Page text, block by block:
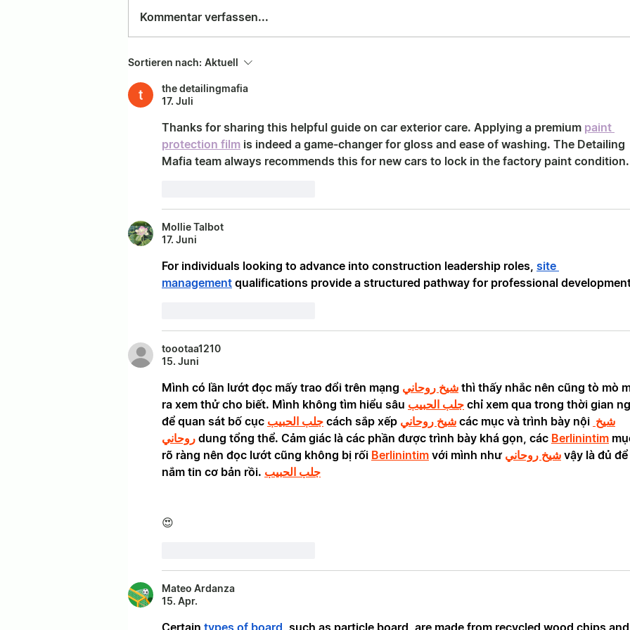
Kommentar verfassen...
Sortieren nach: Aktuell
the detailingmafia
17. Juli
Thanks for sharing this helpful guide on car exterior care. Applying a premium paint
protection film is indeed a game-changer for gloss and ease of washing. The Detailing
Mafia team always recommends this for new cars to lock in the factory paint condition.
Mollie Talbot
17. Juni
For individuals looking to advance into construction leadership roles, site
management qualifications provide a structured pathway for professional
toootaa1210
15. Juni
Mình có lần lướt đọc mấy trao đổi trên mạng شيخ روحاني thì thấy nhắc nên cũng tò mò
ra xem thử cho biết. Mình không tìm hiểu sâu جلب الحبيب chỉ xem qua trong thời gian
để quan sát bố cục جلب الحبيب cách sắp xếp شيخ روحاني các mục và trình bày nội شيخ
روحاني dung tổng thể. Cảm giác là các phần được trình bày khá gọn, các Berlinintim
rõ ràng nên đọc lướt cũng không bị rối Berlinintim với mình như شيخ روحاني vậy là đủ để
nắm tin cơ bản rồi. جلب الحبيب
😍
Mateo Ardanza
15. Apr.